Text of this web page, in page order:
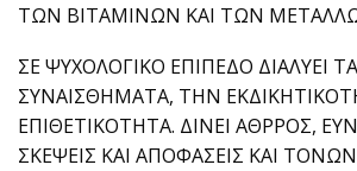
ΤΩΝ ΒΙΤΑΜΙΝΩΝ ΚΑΙ ΤΩΝ
ΣΕ ΨΥΧΟΛΟΓΙΚΟ ΕΠΙΠΕΔΟ ΔΙΑΛΥΕΙ
ΣΥΝΑΙΣΘΗΜΑΤΑ, ΤΗΝ
ΕΠΙΘΕΤΙΚΟΤΗΤΑ. ΔΙΝΕΙ ΑΘΡΡΟΣ,
ΣΚΕΨΕΙΣ ΚΑΙ ΑΠΟΦΑΣΕΙΣ ΚΑΙ